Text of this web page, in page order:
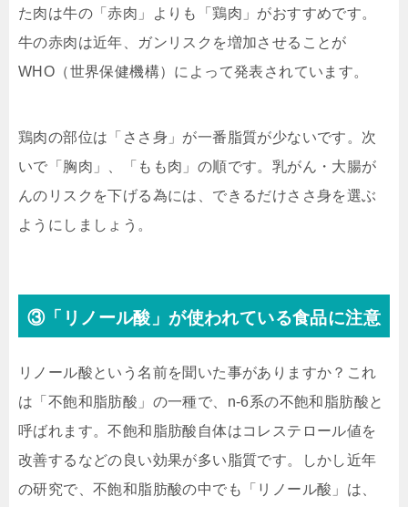
た肉は牛の「赤肉」よりも「鶏肉」がおすすめです。
牛の赤肉は近年、ガンリスクを増加させることが
WHO（世界保健機構）によって発表されています。
鶏肉の部位は「ささ身」が一番脂質が少ないです。次
いで「胸肉」、「もも肉」の順です。乳がん・大腸が
んのリスクを下げる為には、できるだけささ身を選ぶ
ようにしましょう。
③「リノール酸」が使われている食品に注意
リノール酸という名前を聞いた事がありますか？これ
は「不飽和脂肪酸」の一種で、n-6系の不飽和脂肪酸と
呼ばれます。不飽和脂肪酸自体はコレステロール値を
改善するなどの良い効果が多い脂質です。しかし近年
の研究で、不飽和脂肪酸の中でも「リノール酸」は、